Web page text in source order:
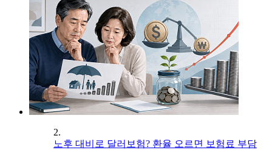
2.
노후 대비로 달러보험? 환율 오르면 보험료 부담